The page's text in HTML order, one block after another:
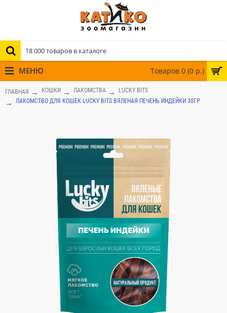
Товаров 0 (0 р.)
МЕНЮ
ГЛАВНАЯ КОШКИ ЛАКОМСТВА
LUCKY BITS
ЛАКОМСТВО ДЛЯ КОШЕК LUCKY BITS ВЯЛЕНАЯ ПЕЧЕНЬ ИНДЕЙКИ 30ГР